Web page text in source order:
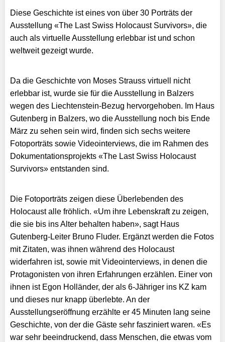
Diese Geschichte ist eines von über 30 Porträts der
Ausstellung «The Last Swiss Holocaust Survivors», die
auch als virtuelle Ausstellung erlebbar ist und schon
weltweit gezeigt wurde.
Da die Geschichte von Moses Strauss virtuell nicht
erlebbar ist, wurde sie für die Ausstellung in Balzers
wegen des Liechtenstein-Bezug hervorgehoben. Im Haus
Gutenberg in Balzers, wo die Ausstellung noch bis Ende
März zu sehen sein wird, finden sich sechs weitere
Fotoporträts sowie Videointerviews, die im Rahmen des
Dokumentationsprojekts «The Last Swiss Holocaust
Survivors» entstanden sind.
Die Fotoporträts zeigen diese Überlebenden des
Holocaust alle fröhlich. «Um ihre Lebenskraft zu zeigen,
die sie bis ins Alter behalten haben», sagt Haus
Gutenberg-Leiter Bruno Fluder. Ergänzt werden die Fotos
mit Zitaten, was ihnen während des Holocaust
widerfahren ist, sowie mit Videointerviews, in denen die
Protagonisten von ihren Erfahrungen erzählen. Einer von
ihnen ist Egon Holländer, der als 6-Jähriger ins KZ kam
und dieses nur knapp überlebte. An der
Ausstellungseröffnung erzählte er 45 Minuten lang seine
Geschichte, von der die Gäste sehr fasziniert waren. «Es
war sehr beeindruckend, dass Menschen, die etwas vom